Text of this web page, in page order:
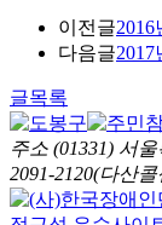
이전글
다음글
글목록
주소 (01331) 서
2091-2120(다산